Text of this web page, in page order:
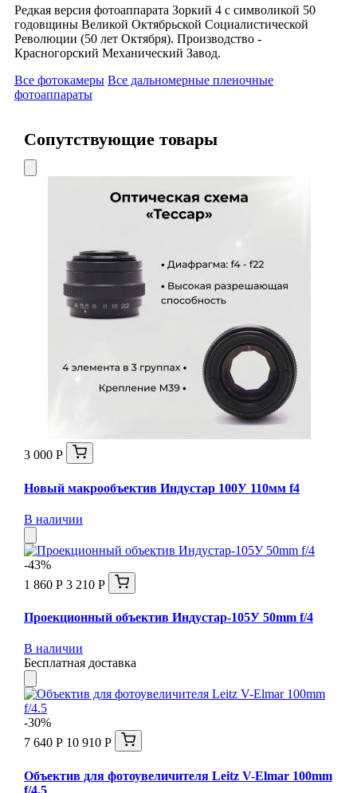
Редкая версия фотоаппарата Зоркий 4 с символикой 50
годовщины Великой Октябрьской Социалистической
Революции (50 лет Октября). Производство -
Красногорский Механический Завод.
Все фотокамеры Все дальномерные пленочные
фотоаппараты
Сопутствующие товары
3 000 Р
Новый макрообъектив Индустар 100У 110мм f4
В наличии
-43%
1 860 Р 3 210 Р
Проекционный объектив Индустар-105У 50mm f/4
В наличии
Бесплатная доставка
-30%
7 640 Р 10 910 Р
Объектив для фотоувеличителя Leitz V-Elmar 100mm
f/4.5